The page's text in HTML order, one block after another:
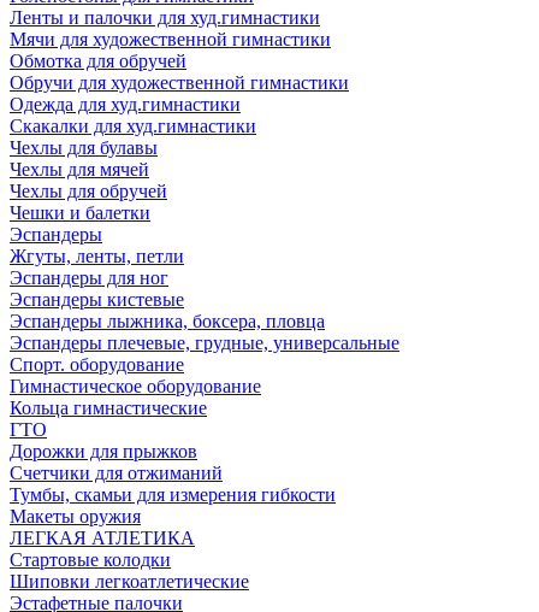
Ленты и палочки для худ.гимнастики
Мячи для художественной гимнастики
Обмотка для обручей
Обручи для художественной гимнастики
Одежда для худ.гимнастики
Скакалки для худ.гимнастики
Чехлы для булавы
Чехлы для мячей
Чехлы для обручей
Чешки и балетки
Эспандеры
Жгуты, ленты, петли
Эспандеры для ног
Эспандеры кистевые
Эспандеры лыжника, боксера, пловца
Эспандеры плечевые, грудные, универсальные
Спорт. оборудование
Гимнастическое оборудование
Кольца гимнастические
ГТО
Дорожки для прыжков
Счетчики для отжиманий
Тумбы, скамьи для измерения гибкости
Макеты оружия
ЛЕГКАЯ АТЛЕТИКА
Стартовые колодки
Шиповки легкоатлетические
Эстафетные палочки